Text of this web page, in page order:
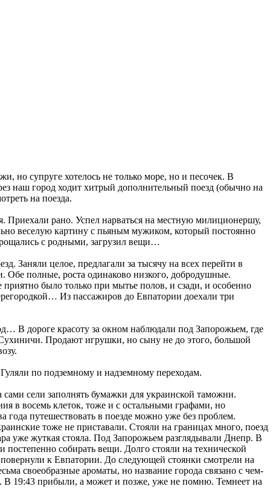
но супруге хотелось не только море, но и песочек. В
наш город ходит хитрый дополнительный поезд (обычно на
на поезда.
Приехали рано. Успел нарваться на местную милиционершу,
веселую картину с пьяным мужиком, который постоянно
с родными, загрузил вещи…
Заняли целое, предлагали за тысячу на всех перейти в
полные, роста одинаково низкого, добродушные.
было только при мытье полов, и сзади, и особенно
Из пассажиров до Евпатории доехали три
В дороге красоту за окном наблюдали под Запорожьем, где
Продают игрушки, но сыну не до этого, большой
по подземному и надземному переходам.
сели заполнять бумажки для украинской таможни.
в восемь клеток, тоже и с остальными графами, но
года путешествовать в поезде можно уже без проблем.
тоже не приставали. Стояли на границах много, поезд
уже жуткая стояла. Под Запорожьем разглядывали Днепр. В
собирать вещи. Долго стояли на технической
к Евпатории. До следующей стоянки смотрели на
своеобразные ароматы, но название города связано с чем-
В 19:43 прибыли, а может и позже, уже не помню. Темнеет на